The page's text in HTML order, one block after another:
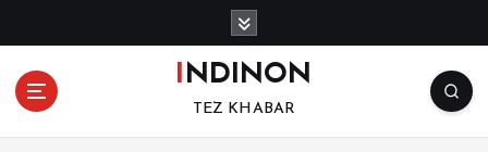
o
INDINON
TEZ KHABAR